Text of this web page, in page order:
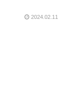
2024.02.11